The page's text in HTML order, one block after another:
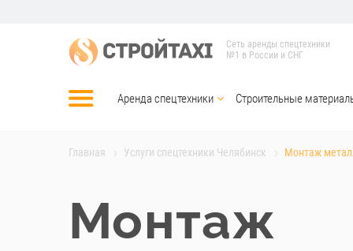
Сеть аренды спецтехники
№1 в России и СНГ
Аренда спецтехники Строительные
Главная Услуги спецтехники Челябинск Монтаж
Монтаж